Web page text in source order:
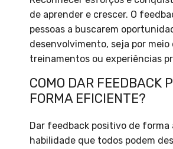
de aprender e crescer. O
pessoas a buscarem
desenvolvimento, seja por meio
treinamentos ou experiências
COMO DAR FEEDBACK
FORMA EFICIENTE?
Dar feedback positivo de forma
habilidade que todos podem